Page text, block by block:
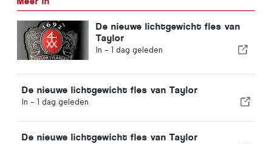
De nieuwe lichtgewicht fles van
Taylor
In - 1 dag geleden
De nieuwe lichtgewicht fles van Taylor
In - 1 dag geleden
De nieuwe lichtgewicht fles van Taylor